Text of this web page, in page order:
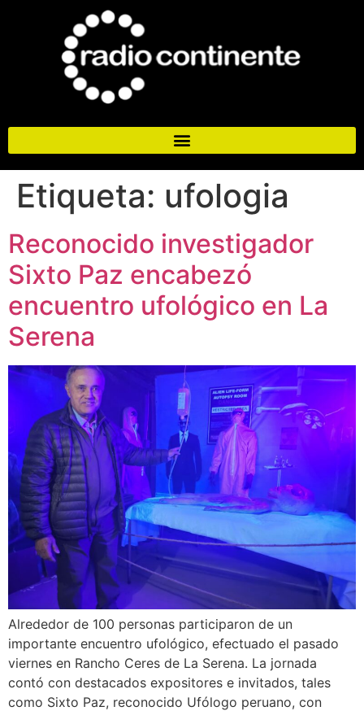
Etiqueta: ufologia
Reconocido investigador
Sixto Paz encabezó
encuentro ufológico en La
Serena
Alrededor de 100 personas participaron de un
importante encuentro ufológico, efectuado el pasado
viernes en Rancho Ceres de La Serena. La jornada
contó con destacados expositores e invitados, tales
como Sixto Paz, reconocido Ufólogo peruano, con